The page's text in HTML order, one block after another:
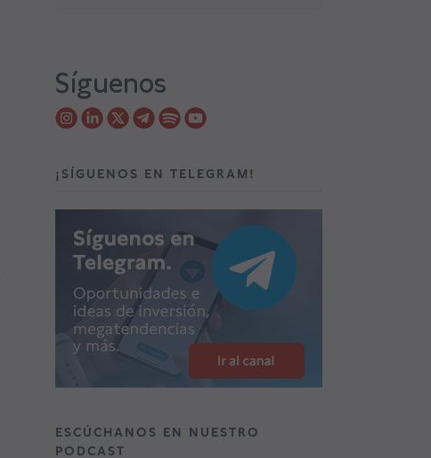
Síguenos
¡SÍGUENOS EN TELEGRAM!
ESCÚCHANOS EN NUESTRO
PODCAST